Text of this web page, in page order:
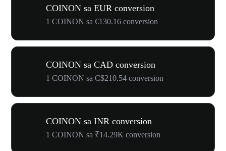
COINON sa EUR conversion
1 COINON sa €130.16 conversion
COINON sa CAD conversion
1 COINON sa C$210.54 conversion
COINON sa INR conversion
1 COINON sa ₹14.29K conversion